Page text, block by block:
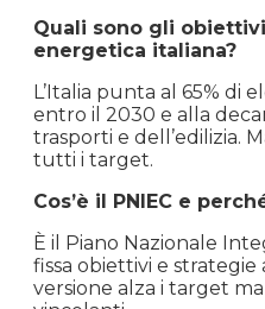
Quali sono gli
energetica italiana?
L’Italia punta al 65% di
entro il 2030 e alla
trasporti e dell’edilizia.
tutti i target.
Cos’è il PNIEC e
È il Piano Nazionale
fissa obiettivi e strategie
versione alza i target